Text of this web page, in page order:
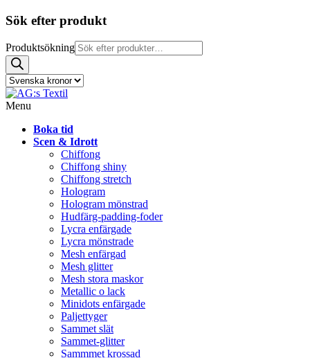
Sök efter produkt
Produktsökning
Menu
Boka tid
Scen & Idrott
Chiffong
Chiffong shiny
Chiffong stretch
Hologram
Hologram mönstrad
Hudfärg-padding-foder
Lycra enfärgade
Lycra mönstrade
Mesh enfärgad
Mesh glitter
Mesh stora maskor
Metallic o lack
Minidots enfärgade
Paljettyger
Sammet slät
Sammet-glitter
Sammmet krossad